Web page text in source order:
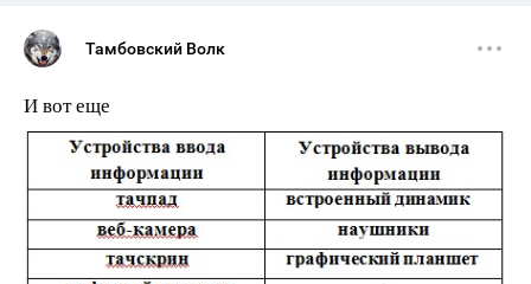
Тамбовский Волк
И вот еще